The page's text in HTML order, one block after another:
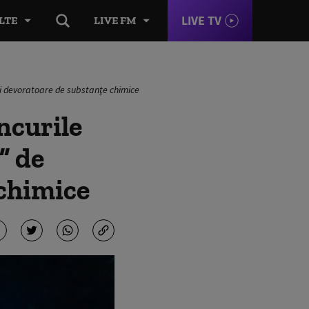
LIVE FM LIVE TV
devoratoare de substanţe chimice
de